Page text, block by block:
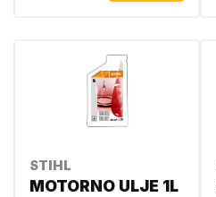
STIHL
MOTORNO ULJE 1L